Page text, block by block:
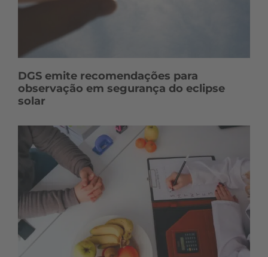
DGS emite recomendações para
observação em segurança do eclipse
solar